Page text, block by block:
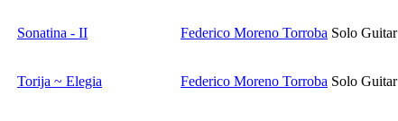
Sonatina - II Federico Moreno Torroba Solo Guitar
Torija ~ Elegia Federico Moreno Torroba Solo Guitar